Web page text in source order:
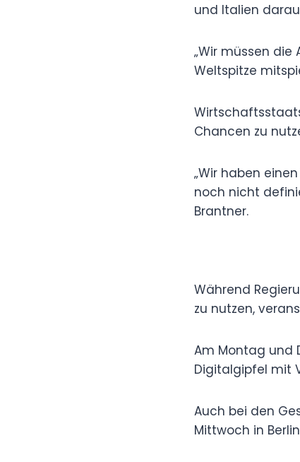
und Italien
„Wir müssen
Weltspitze
Chancen zu
„Wir haben
noch nicht
Brantner.
Während
zu nutzen,
Am Montag und
Digitalgipfel mit
Auch bei den
Mittwoch in